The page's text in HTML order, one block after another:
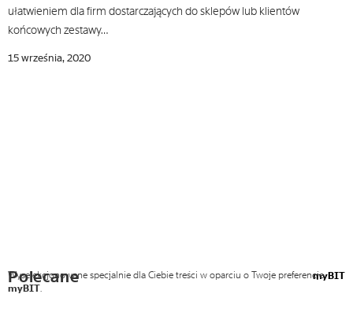
ułatwieniem dla firm dostarczających do sklepów lub klientów
końcowych zestawy…
15 września, 2020
Polecane myBIT
Wyselekcjonowane specjalnie dla Ciebie treści w oparciu o Twoje preferencje
myBIT.